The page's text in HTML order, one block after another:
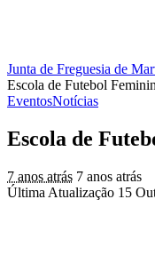
Junta de Freguesia de
Escola de Futebol
EventosNotícias
Escola de
7 anos atrás 7 anos atrás
Última Atualização 15